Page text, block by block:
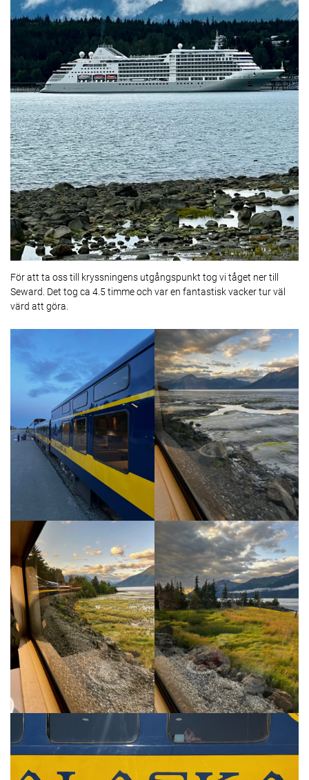
För att ta oss till kryssningens utgångspunkt tog vi tåget ner till
Seward. Det tog ca 4.5 timme och var en fantastisk vacker tur väl
värd att göra.